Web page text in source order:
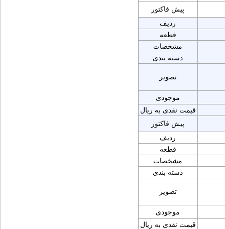
پیش فاکتور
ردیف
قطعه
مشخصات
دسته بندی
تصویر
موجودی
قیمت نقدی به ریال
پیش فاکتور
ردیف
قطعه
مشخصات
دسته بندی
تصویر
موجودی
قیمت نقدی به ریال